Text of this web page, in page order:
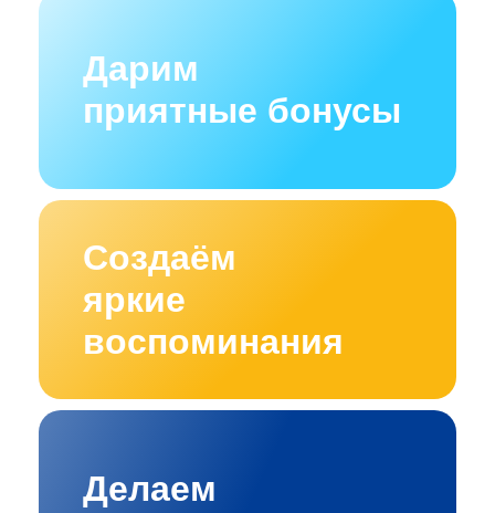
Дарим
приятные бонусы
Создаём
яркие
воспоминания
Делаем